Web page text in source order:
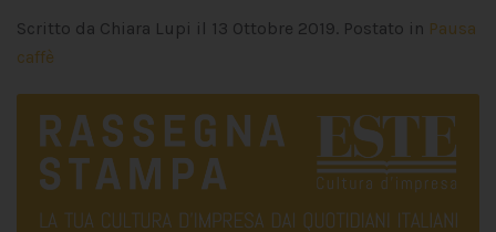
Scritto da Chiara Lupi il 13 Ottobre 2019. Postato in Pausa
caffè